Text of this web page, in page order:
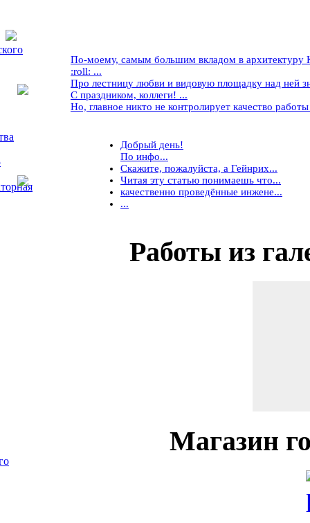
По-моему, самым большим вкладом в архитектуру
:roll: ...
Про лестницу любви и видовую площадку над ней
С праздником, коллеги! ...
Но, главное никто не контролирует качество
Добрый день!
По инфо...
Скажите, пожалуйста, а Гейнрих...
Читая эту статью понимаешь что...
качественно проведённые инжене...
...
Работыиз
Магазин